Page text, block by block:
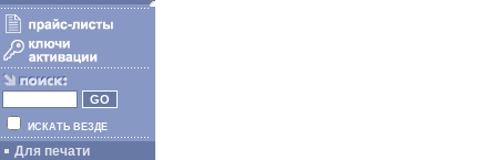
ИСКАТЬ ВЕЗДЕ
Для печати